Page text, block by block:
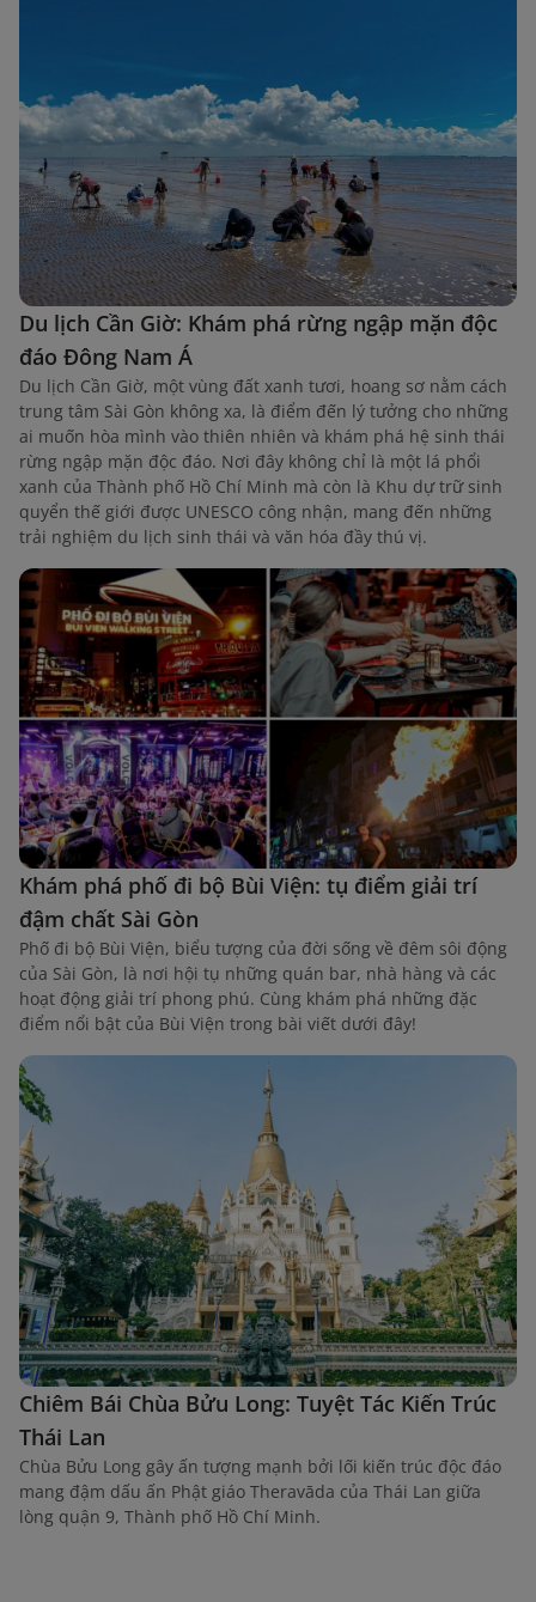
Du lịch Cần Giờ: Khám phá rừng ngập mặn độc
đáo Đông Nam Á
Du lịch Cần Giờ, một vùng đất xanh tươi, hoang sơ nằm cách
trung tâm Sài Gòn không xa, là điểm đến lý tưởng cho những
ai muốn hòa mình vào thiên nhiên và khám phá hệ sinh thái
rừng ngập mặn độc đáo. Nơi đây không chỉ là một lá phổi
xanh của Thành phố Hồ Chí Minh mà còn là Khu dự trữ sinh
quyển thế giới được UNESCO công nhận, mang đến những
trải nghiệm du lịch sinh thái và văn hóa đầy thú vị.
Khám phá phố đi bộ Bùi Viện: tụ điểm giải trí
đậm chất Sài Gòn
Phố đi bộ Bùi Viện, biểu tượng của đời sống về đêm sôi động
của Sài Gòn, là nơi hội tụ những quán bar, nhà hàng và các
hoạt động giải trí phong phú. Cùng khám phá những đặc
điểm nổi bật của Bùi Viện trong bài viết dưới đây!
Chiêm Bái Chùa Bửu Long: Tuyệt Tác Kiến Trúc
Thái Lan
Chùa Bửu Long gây ấn tượng mạnh bởi lối kiến trúc độc đáo
mang đậm dấu ấn Phật giáo Theravāda của Thái Lan giữa
lòng quận 9, Thành phố Hồ Chí Minh.